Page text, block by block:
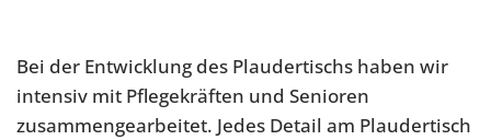
Bei der Entwicklung des Plaudertischs haben wir
intensiv mit Pflegekräften und Senioren
zusammengearbeitet. Jedes Detail am Plaudertisch